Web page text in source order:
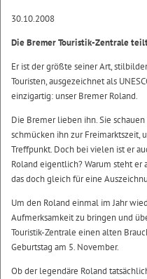
30.10.2008
Die Bremer Touristik-Zentrale
Er ist der größte seiner Art,
Touristen, ausgezeichnet als
einzigartig: unser Bremer Roland.
Die Bremer lieben ihn. Sie schauen
schmücken ihn zur Freimarktszeit,
Treffpunkt. Doch bei vielen ist er
Roland eigentlich? Warum steht
das doch gleich für eine
Um den Roland einmal im Jahr
Aufmerksamkeit zu bringen und
Touristik-Zentrale einen alten
Geburtstag am 5. November.
Ob der legendäre Roland